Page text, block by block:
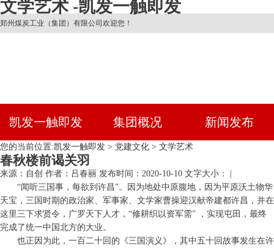
文学艺术 -凯发一触即发
郑州煤炭工业（集团）有限公司欢迎您！
凯发一触即发 集团概况 新闻发布
您的当前位置:凯发一触即发 > 党建文化 > 文学艺术
春秋楼前谒关羽
来源：自创 作者：吕春丽 发布时间：2020-10-10 文字大小： |
“闻听三国事，每欲到许昌”。因为地处中原腹地，因为平原沃土物华
天宝，三国时期的政治家、军事家、文学家曹操迎汉献帝建都许昌，并在
这里三下求贤令，广罗天下人才，“修耕织以资军需” ，实现屯田，最终
完成了统一中国北方的大业。
也正因为此，一百二十回的《三国演义》，其中五十回故事发生在许